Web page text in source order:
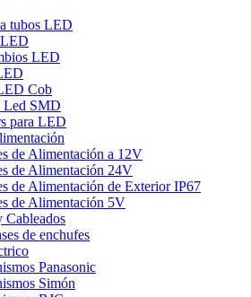
tubos LED
LED
Cob
Led SMD
para LED
de Alimentación a 12V
de Alimentación 24V
de Alimentación de Exterior IP67
de Alimentación 5V
Cableados
de enchufes
Panasonic
Simón